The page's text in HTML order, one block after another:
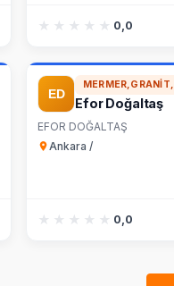
★★★★★
★★★★★ 0,0
Efor Doğaltaş
EFOR DOĞALTAŞ
Ankara /
★★★★★
★★★★★ 0,0